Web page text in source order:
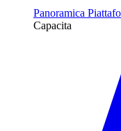
Panoramica
Capacita